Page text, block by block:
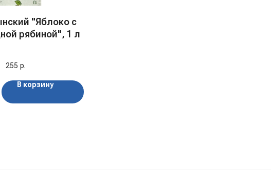
"Яблоко с
рябиной", 1 л
255 р.
В корзину